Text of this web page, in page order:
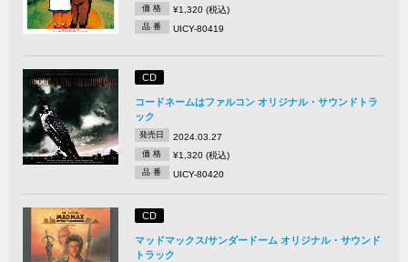
価 格 ¥1,320 (税込)
品 番 UICY-80419
CD
コードネームはファルコン オリジナル・サウンドトラ
ック
発売日 2024.03.27
価 格 ¥1,320 (税込)
品 番 UICY-80420
CD
マッドマックス/サンダードーム オリジナル・サウンド
トラック